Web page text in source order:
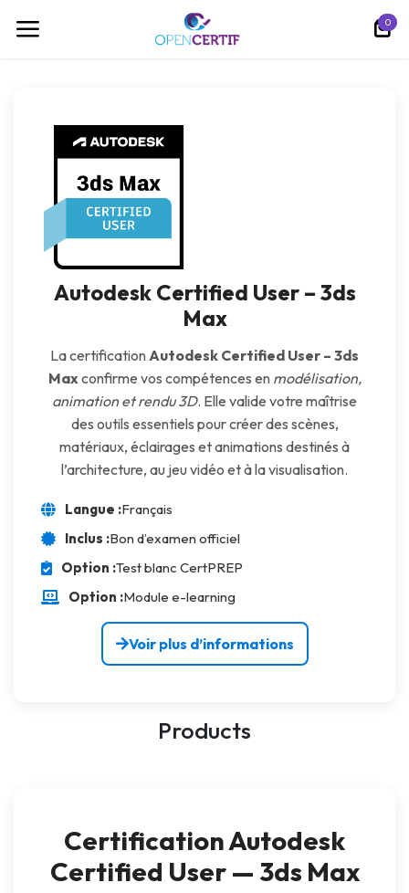
0
Autodesk Certified User – 3ds
Max
La certificationAutodesk Certified User – 3ds
Maxconfirme vos compétences en modélisation,
animation et rendu 3D. Elle valide votre maîtrise
des outils essentiels pour créer des scènes,
matériaux, éclairages et animations destinés à
l’architecture, au jeu vidéo et à la visualisation.
Langue :Français
Inclus :Bon d’examen officiel
Option :Test blanc CertPREP
Option :Module e-learning
Voir plus d’informations
Products
Certification Autodesk
Certified User — 3ds Max